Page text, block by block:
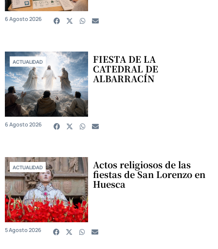
6 Agosto 2026
ACTUALIDAD FIESTA DE LA
CATEDRAL DE
ALBARRACÍN
6 Agosto 2026
ACTUALIDAD Actos religiosos de las
fiestas de San Lorenzo en
Huesca
5 Agosto 2026